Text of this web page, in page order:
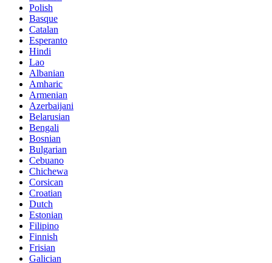
Polish
Basque
Catalan
Esperanto
Hindi
Lao
Albanian
Amharic
Armenian
Azerbaijani
Belarusian
Bengali
Bosnian
Bulgarian
Cebuano
Chichewa
Corsican
Croatian
Dutch
Estonian
Filipino
Finnish
Frisian
Galician